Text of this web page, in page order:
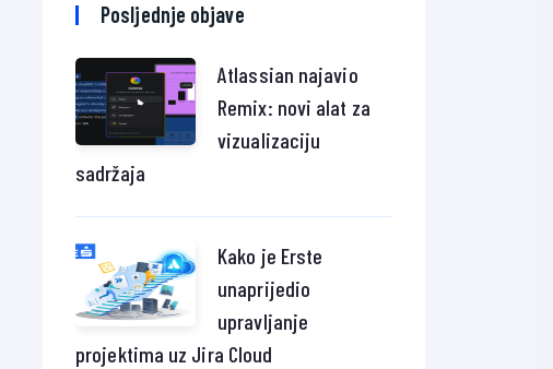
Posljednje objave
Atlassian najavio
Remix: novi alat za
vizualizaciju
sadržaja
Kako je Erste
unaprijedio
upravljanje
projektima uz Jira Cloud